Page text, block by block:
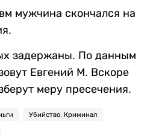
мужчина скончался на
задержаны. По данным
Евгений М. Вскоре
меру пресечения.
Убийство. Криминал